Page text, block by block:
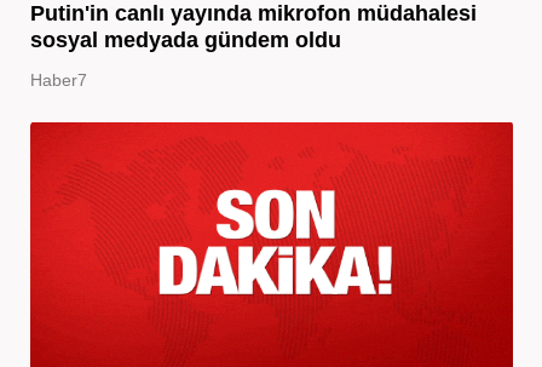
Putin'in canlı yayında mikrofon müdahalesi
sosyal medyada gündem oldu
Haber7